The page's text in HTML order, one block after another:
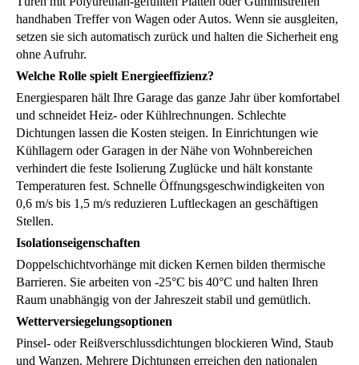
handhaben Treffer von Wagen oder Autos. Wenn sie ausgleiten,
setzen sie sich automatisch zurück und halten die Sicherheit eng
ohne Aufruhr.
Welche Rolle spielt Energieeffizienz?
Energiesparen hält Ihre Garage das ganze Jahr über komfortabel
und schneidet Heiz- oder Kühlrechnungen. Schlechte
Dichtungen lassen die Kosten steigen. In Einrichtungen wie
Kühllagern oder Garagen in der Nähe von Wohnbereichen
verhindert die feste Isolierung Zuglücke und hält konstante
Temperaturen fest. Schnelle Öffnungsgeschwindigkeiten von
0,6 m/s bis 1,5 m/s reduzieren Luftleckagen an geschäftigen
Stellen.
Isolationseigenschaften
Doppelschichtvorhänge mit dicken Kernen bilden thermische
Barrieren. Sie arbeiten von -25°C bis 40°C und halten Ihren
Raum unabhängig von der Jahreszeit stabil und gemütlich.
Wetterversiegelungsoptionen
Pinsel- oder Reißverschlussdichtungen blockieren Wind, Staub
und Wanzen. Mehrere Dichtungen erreichen den nationalen